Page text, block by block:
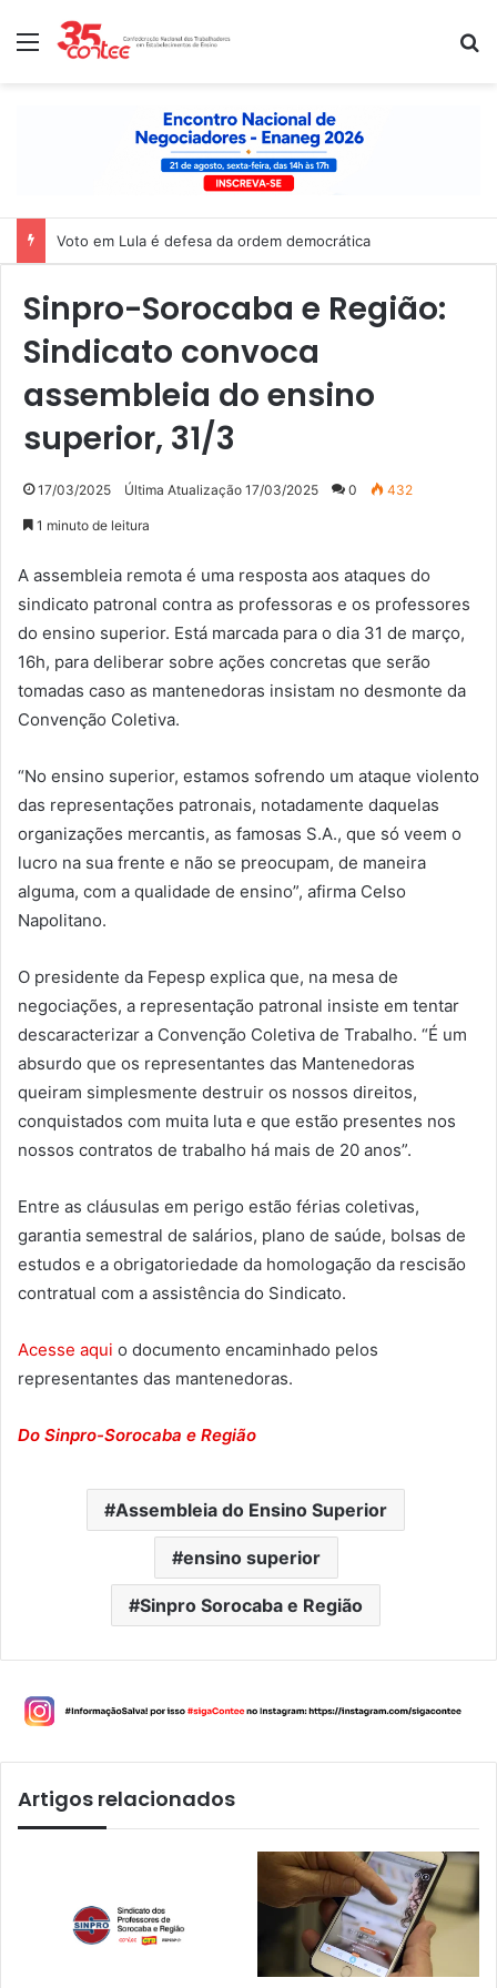
Menu
Voto em Lula é defesa da ordem democrática
Sinpro-Sorocaba e Região:
Sindicato convoca
assembleia do ensino
superior, 31/3
17/03/2025 Última Atualização 17/03/2025 0 432
1 minuto de leitura
A assembleia remota é uma resposta aos ataques do
sindicato patronal contra as professoras e os professores
do ensino superior. Está marcada para o dia 31 de março,
16h, para deliberar sobre ações concretas que serão
tomadas caso as mantenedoras insistam no desmonte da
Convenção Coletiva.
“No ensino superior, estamos sofrendo um ataque violento
das representações patronais, notadamente daquelas
organizações mercantis, as famosas S.A., que só veem o
lucro na sua frente e não se preocupam, de maneira
alguma, com a qualidade de ensino”, afirma Celso
Napolitano.
O presidente da Fepesp explica que, na mesa de
negociações, a representação patronal insiste em tentar
descaracterizar a Convenção Coletiva de Trabalho. “É um
absurdo que os representantes das Mantenedoras
queiram simplesmente destruir os nossos direitos,
conquistados com muita luta e que estão presentes nos
nossos contratos de trabalho há mais de 20 anos”.
Entre as cláusulas em perigo estão férias coletivas,
garantia semestral de salários, plano de saúde, bolsas de
estudos e a obrigatoriedade da homologação da rescisão
contratual com a assistência do Sindicato.
Acesse aqui o documento encaminhado pelos
representantes das mantenedoras.
Do Sinpro-Sorocaba e Região
Assembleia do Ensino Superior
ensino superior
Sinpro Sorocaba e Região
Artigos relacionados